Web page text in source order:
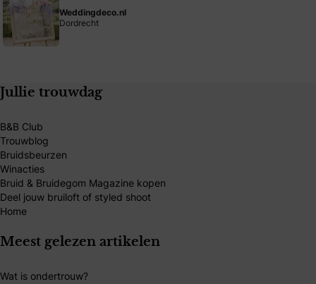
Weddingdeco.nl
Dordrecht
Jullie trouwdag
B&B Club
Trouwblog
Bruidsbeurzen
Winacties
Bruid & Bruidegom Magazine kopen
Deel jouw bruiloft of styled shoot
Home
Meest gelezen artikelen
Wat is ondertrouw?